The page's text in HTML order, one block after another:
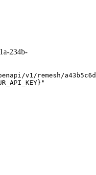
234b-
v1/remesh/